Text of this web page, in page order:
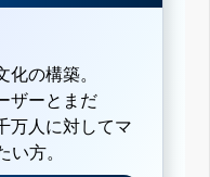
の構築。
ザーとまだ
万人に対してマ
い方。